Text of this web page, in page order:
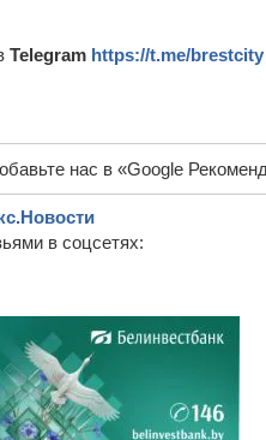
Telegram https://t.me/brestcity
нас в «Google
в соцсетях: